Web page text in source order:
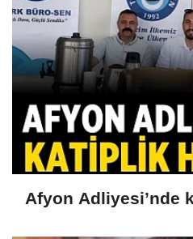
Afyon Adliyesi’nde